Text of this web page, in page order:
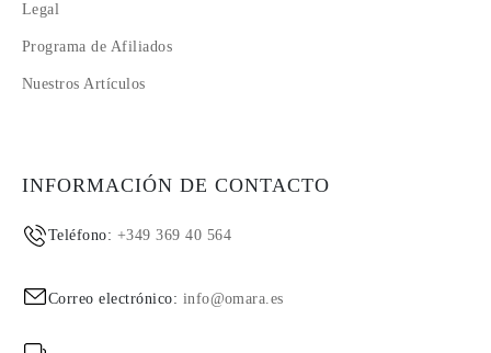
Legal
Programa de Afiliados
Nuestros Artículos
INFORMACIÓN DE CONTACTO
Teléfono: +349 369 40 564
Correo electrónico: info@omara.es